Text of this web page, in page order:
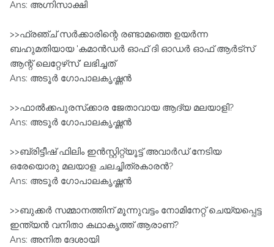
Ans: അഗ്നിസാക്ഷി
>>ഫ്രഞ്ച് സര്‍ക്കാരിന്റെ രണ്ടാമത്തെ ഉയര്‍ന്ന
ബഹുമതിയായ 'കമാന്‍ഡര്‍ ഓഫ് ദി ഓഡര്‍ ഓഫ് ആര്‍ട്‌സ്
ആന്റ് ലെറ്റേഴ്‌സ്' ലഭിച്ചത്
Ans: അടൂര്‍ ഗോപാലകൃഷ്ണന്‍
>>ഫാല്‍ക്കപുരസ്‌ക്കാര ജേതാവായ ആദ്യ മലയാളി?
Ans: അടൂര്‍ ഗോപാലകൃഷ്ണന്‍
>>ബ്രിട്ടീഷ് ഫിലിം ഇന്‍സ്റ്റിറ്റ്യൂട്ട് അവാര്‍ഡ് നേടിയ
ഒരേയൊരു മലയാള ചലച്ചിത്രകാരന്‍?
Ans: അടൂര്‍ ഗോപാലകൃഷ്ണന്‍
>>ബുക്കര്‍ സമ്മാനത്തിന് മൂന്നുവട്ടം നോമിനേറ്റ് ചെയ്യപ്പെട്ട
ഇന്ത്യന്‍ വനിതാ കഥാകൃത്ത് ആരാണ്?
Ans: അനിത ദേശായി